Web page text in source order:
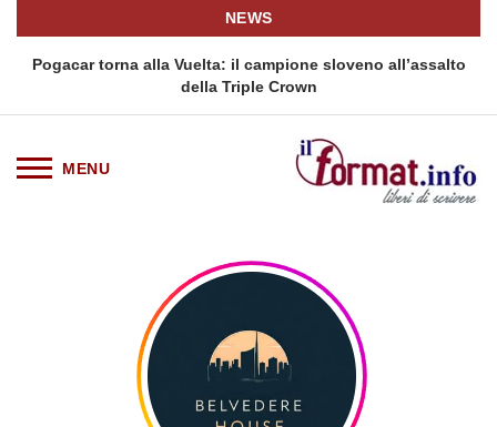
NEWS
Pogacar torna alla Vuelta: il campione sloveno all’assalto
della Triple Crown